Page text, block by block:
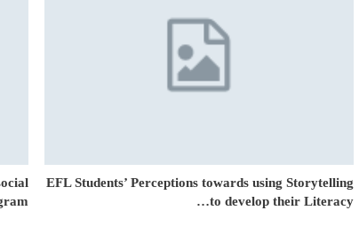
EFL Students’ Perceptions towards using Storytelling
to develop their Literacy…